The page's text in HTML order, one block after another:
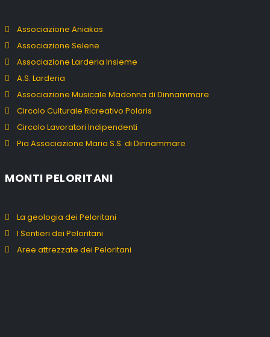
Associazione Aniakas
Associazione Selene
Associazione Larderia Insieme
A.S. Larderia
Associazione Musicale Madonna di Dinnammare
Circolo Culturale Ricreativo Polaris
Circolo Lavoratori Indipendenti
Pia Associazione Maria S.S. di Dinnammare
MONTI PELORITANI
La geologia dei Peloritani
I Sentieri dei Peloritani
Aree attrezzate dei Peloritani